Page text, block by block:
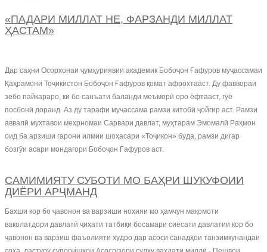
«ПАДАРИ МИЛЛАТ НЕ, ФАРЗАНДИ МИЛЛАТ
ҲАСТАМ»
Дар саҳни Осорхонаи ҷумҳуриявии академик Бобоҷон Ғафуров муҷассамаи
Қаҳрамони Тоҷикистон Бобоҷон Ғафуров қомат афрохтааст. Ду фаввораи
зебо пайкараро, ки бо санъати баланди меъморӣ оро ёфтааст, гӯё
посбонӣ доранд. Аз ду тарафи муҷассама рамзи китобӣ ҷойгир аст. Рамзи
аввалӣ муҳтавои меҳрномаи Сарвари давлат, муҳтарам Эмомалӣ Раҳмон
оид ба арзиши гарони илмии шоҳасари «Тоҷикон» буда, рамзи дигар
бозгӯи асари мондагори Бобоҷон Ғафуров аст.
САМИМИЯТУ СУБОТИ МО БАҲРИ ШУКУФОИИ
ДИЁРИ АРҶМАНД
Бахши кор бо ҷавонон ва варзиши ноҳияи мо ҳамчун мақомоти
ваколатдори давлатӣ ҷиҳати татбиқи босамари сиёсати давлатии кор бо
ҷавонон ва варзиш фаъолияти худро дар асоси санадҳои танзимкунандаи